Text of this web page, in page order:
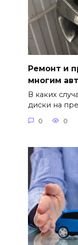
Ремонт и
многим
В каких
диски на
0 0